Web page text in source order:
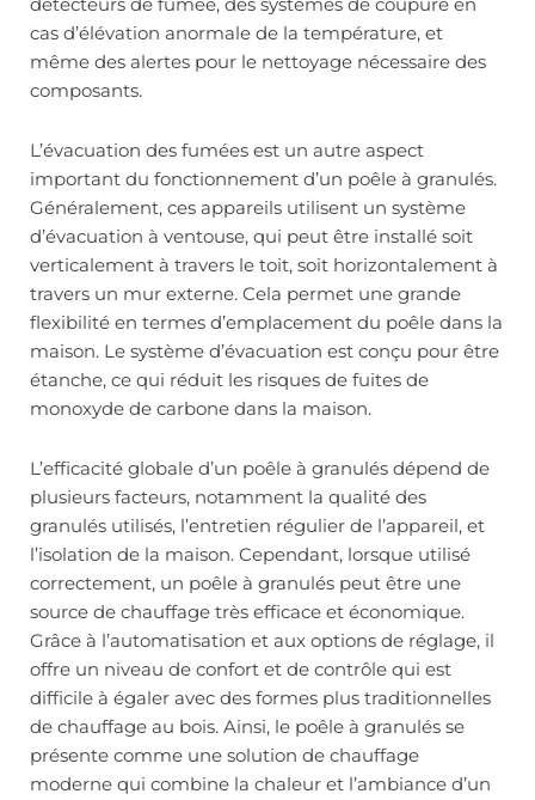
détecteurs de fumée, des systèmes de coupure en
cas d’élévation anormale de la température, et
même des alertes pour le nettoyage nécessaire des
composants.
L’évacuation des fumées est un autre aspect
important du fonctionnement d’un poêle à granulés.
Généralement, ces appareils utilisent un système
d’évacuation à ventouse, qui peut être installé soit
verticalement à travers le toit, soit horizontalement à
travers un mur externe. Cela permet une grande
flexibilité en termes d’emplacement du poêle dans la
maison. Le système d’évacuation est conçu pour être
étanche, ce qui réduit les risques de fuites de
monoxyde de carbone dans la maison.
L’efficacité globale d’un poêle à granulés dépend de
plusieurs facteurs, notamment la qualité des
granulés utilisés, l’entretien régulier de l’appareil, et
l’isolation de la maison. Cependant, lorsque utilisé
correctement, un poêle à granulés peut être une
source de chauffage très efficace et économique.
Grâce à l’automatisation et aux options de réglage, il
offre un niveau de confort et de contrôle qui est
difficile à égaler avec des formes plus traditionnelles
de chauffage au bois. Ainsi, le poêle à granulés se
présente comme une solution de chauffage
moderne qui combine la chaleur et l’ambiance d’un